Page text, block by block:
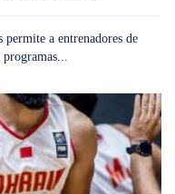
a entrenadores de